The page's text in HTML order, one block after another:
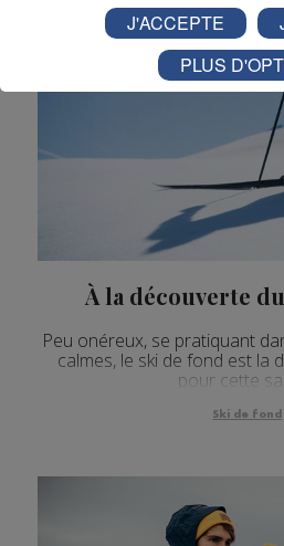
À la découverte
Peu onéreux, se pratiquant
calmes, le ski de fond est la
pour cette
Ski de fond
J'ACCEPTE
PLUS